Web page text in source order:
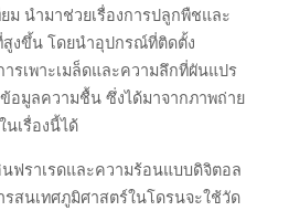
ม นำมาช่วยเรื่องการปลูกพืชและ
สูงขึ้น โดยนำอุปกรณ์ที่ติดตั้ง
รเพาะเมล็ดและความลึกที่ผันแปร
มูลความชื้น ซึ่งได้มาจากภาพถ่าย
เรื่องนี้ได้
ฟราเรดและความร้อนแบบดิจิตอล
สนเทศภูมิศาสตร์ในโดรนจะใช้วัด